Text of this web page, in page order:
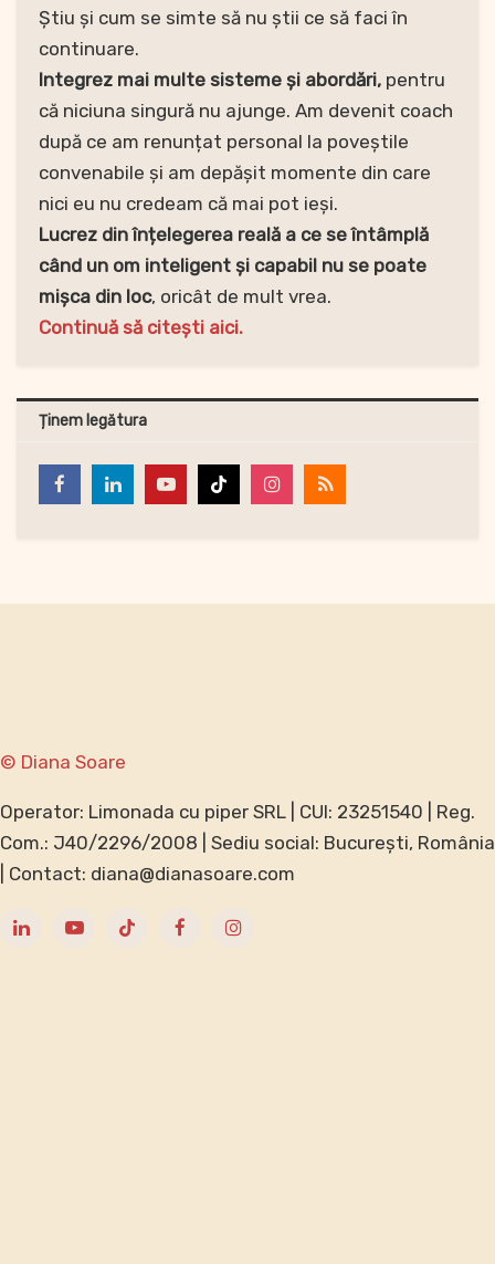
Știu și cum se simte să nu știi ce să faci în
continuare.
Integrez mai multe sisteme și abordări, pentru
că niciuna singură nu ajunge. Am devenit coach
după ce am renunțat personal la poveștile
convenabile și am depășit momente din care
nici eu nu credeam că mai pot ieși.
Lucrez din înțelegerea reală a ce se întâmplă
când un om inteligent și capabil nu se poate
mișca din loc, oricât de mult vrea.
Continuă să citești aici.
Ținem legătura
© Diana Soare
Operator: Limonada cu piper SRL | CUI: 23251540 | Reg.
Com.: J40/2296/2008 | Sediu social: București, România
| Contact: diana@dianasoare.com